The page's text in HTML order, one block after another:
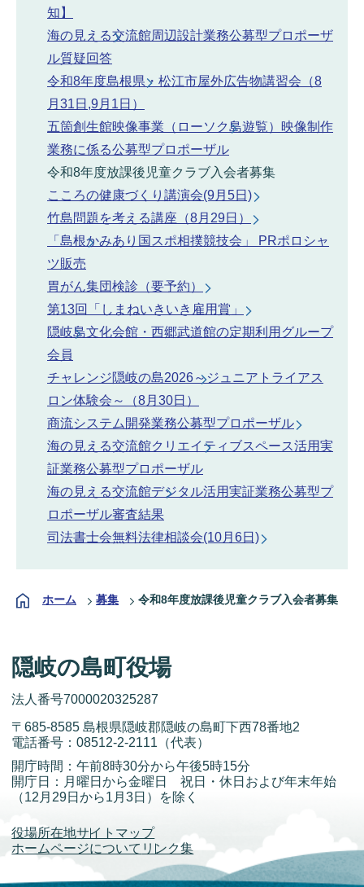
知】
海の見える交流館周辺設計業務公募型プロポーザ
ル質疑回答
令和8年度島根県・松江市屋外広告物講習会（8
月31日,9月1日）
五箇創生館映像事業（ローソク島遊覧）映像制作
業務に係る公募型プロポーザル
令和8年度放課後児童クラブ入会者募集
こころの健康づくり講演会(9月5日)
竹島問題を考える講座（8月29日）
「島根かみあり国スポ相撲競技会」 PRポロシャ
ツ販売
胃がん集団検診（要予約）
第13回「しまねいきいき雇用賞」
隠岐島文化会館・西郷武道館の定期利用グループ
会員
チャレンジ隠岐の島2026～ジュニアトライアス
ロン体験会～（8月30日）
商流システム開発業務公募型プロポーザル
海の見える交流館クリエイティブスペース活用実
証業務公募型プロポーザル
海の見える交流館デジタル活用実証業務公募型プ
ロポーザル審査結果
司法書士会無料法律相談会(10月6日)
ホーム 募集 令和8年度放課後児童クラブ入会者募集
隠岐の島町役場
法人番号7000020325287
〒685-8585 島根県隠岐郡隠岐の島町下西78番地2
電話番号：08512-2-2111 （代表）
開庁時間：午前8時30分から午後5時15分
開庁日：月曜日から金曜日 祝日・休日および年末年始
（12月29日から1月3日）を除く
役場所在地サイトマップ
ホームページについて リンク集